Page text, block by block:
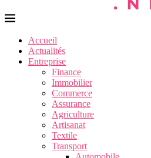
Accueil
Actualités
Entreprise
Finance
Immobilier
Commerce
Assurance
Agriculture
Artisanat
Textile
Transport